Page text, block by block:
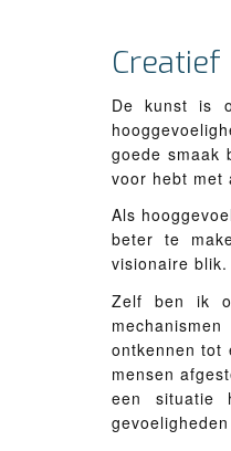
Creatief
De kunst is
goede smaak
voor hebt met
Als
beter te
visionaire
Zelf ben ik
ontkennen tot
mensen
een situatie